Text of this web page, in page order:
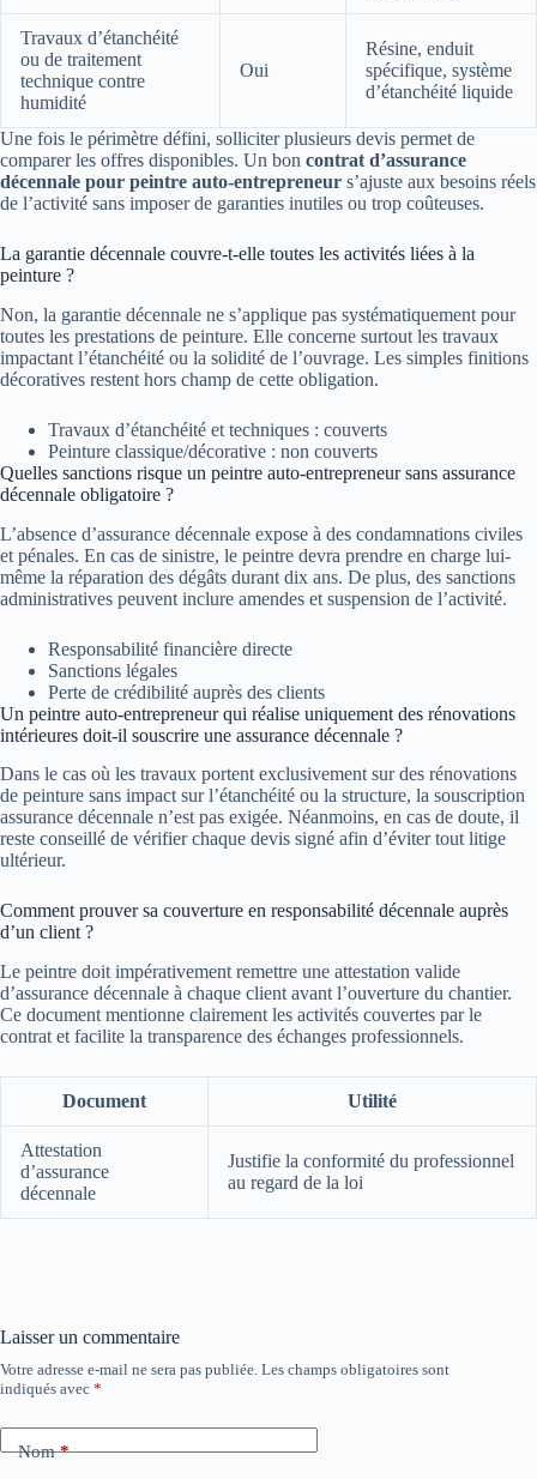
Travaux d’étanchéité
ou de traitement
technique contre
humidité
Oui
Résine, enduit
spécifique, système
d’étanchéité liquide
Une fois le périmètre défini, solliciter plusieurs devis permet de
comparer les offres disponibles. Un bon contrat d’assurance
décennale pour peintre auto-entrepreneur s’ajuste aux besoins réels
de l’activité sans imposer de garanties inutiles ou trop coûteuses.
La garantie décennale couvre-t-elle toutes les activités liées à la
peinture ?
Non, la garantie décennale ne s’applique pas systématiquement pour
toutes les prestations de peinture. Elle concerne surtout les travaux
impactant l’étanchéité ou la solidité de l’ouvrage. Les simples finitions
décoratives restent hors champ de cette obligation.
Travaux d’étanchéité et techniques : couverts
Peinture classique/décorative : non couverts
Quelles sanctions risque un peintre auto-entrepreneur sans assurance
décennale obligatoire ?
L’absence d’assurance décennale expose à des condamnations civiles
et pénales. En cas de sinistre, le peintre devra prendre en charge lui-
même la réparation des dégâts durant dix ans. De plus, des sanctions
administratives peuvent inclure amendes et suspension de l’activité.
Responsabilité financière directe
Sanctions légales
Perte de crédibilité auprès des clients
Un peintre auto-entrepreneur qui réalise uniquement des rénovations
intérieures doit-il souscrire une assurance décennale ?
Dans le cas où les travaux portent exclusivement sur des rénovations
de peinture sans impact sur l’étanchéité ou la structure, la souscription
assurance décennale n’est pas exigée. Néanmoins, en cas de doute, il
reste conseillé de vérifier chaque devis signé afin d’éviter tout litige
ultérieur.
Comment prouver sa couverture en responsabilité décennale auprès
d’un client ?
Le peintre doit impérativement remettre une attestation valide
d’assurance décennale à chaque client avant l’ouverture du chantier.
Ce document mentionne clairement les activités couvertes par le
contrat et facilite la transparence des échanges professionnels.
Document Utilité
Attestation
d’assurance
décennale
Justifie la conformité du professionnel
au regard de la loi
Laisser un commentaire
Votre adresse e-mail ne sera pas publiée. Les champs obligatoires sont
indiqués avec *
Nom*